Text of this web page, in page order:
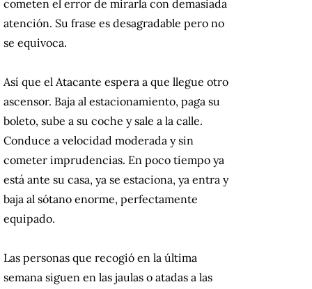
cometen el error de mirarla con demasiada
atención. Su frase es desagradable pero no
se equivoca.
Así que el Atacante espera a que llegue otro
ascensor. Baja al estacionamiento, paga su
boleto, sube a su coche y sale a la calle.
Conduce a velocidad moderada y sin
cometer imprudencias. En poco tiempo ya
está ante su casa, ya se estaciona, ya entra y
baja al sótano enorme, perfectamente
equipado.
Las personas que recogió en la última
semana siguen en las jaulas o atadas a las